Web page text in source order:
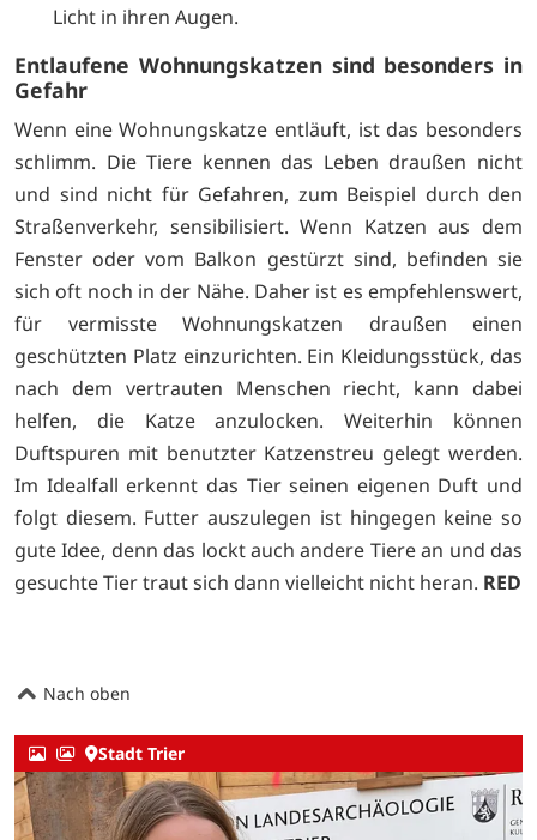
Licht in ihren Augen.
Entlaufene Wohnungskatzen sind besonders in
Gefahr
Wenn eine Wohnungskatze entläuft, ist das besonders
schlimm. Die Tiere kennen das Leben draußen nicht
und sind nicht für Gefahren, zum Beispiel durch den
Straßenverkehr, sensibilisiert. Wenn Katzen aus dem
Fenster oder vom Balkon gestürzt sind, befinden sie
sich oft noch in der Nähe. Daher ist es empfehlenswert,
für vermisste Wohnungskatzen draußen einen
geschützten Platz einzurichten. Ein Kleidungsstück, das
nach dem vertrauten Menschen riecht, kann dabei
helfen, die Katze anzulocken. Weiterhin können
Duftspuren mit benutzter Katzenstreu gelegt werden.
Im Idealfall erkennt das Tier seinen eigenen Duft und
folgt diesem. Futter auszulegen ist hingegen keine so
gute Idee, denn das lockt auch andere Tiere an und das
gesuchte Tier traut sich dann vielleicht nicht heran. RED
Nach oben
Stadt Trier